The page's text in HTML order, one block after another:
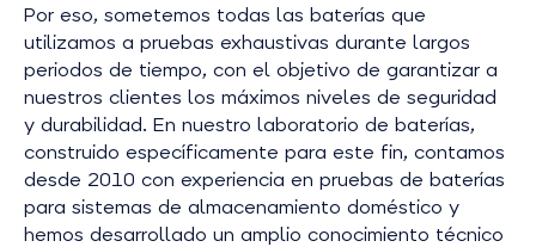
Por eso, sometemos todas las baterías que
utilizamos a pruebas exhaustivas durante largos
periodos de tiempo, con el objetivo de garantizar a
nuestros clientes los máximos niveles de seguridad
y durabilidad. En nuestro laboratorio de baterías,
construido específicamente para este fin, contamos
desde 2010 con experiencia en pruebas de baterías
para sistemas de almacenamiento doméstico y
hemos desarrollado un amplio conocimiento técnico